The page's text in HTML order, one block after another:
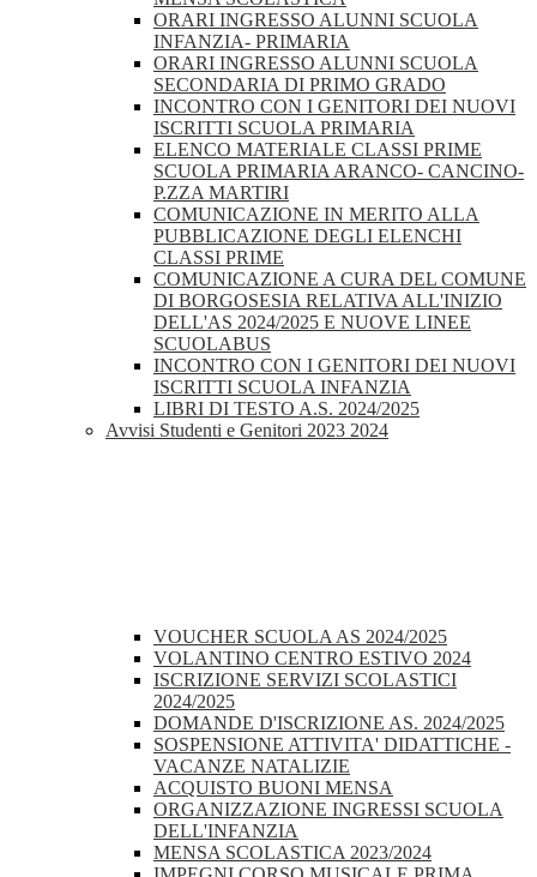
ORARI INGRESSO ALUNNI SCUOLA
INFANZIA- PRIMARIA
ORARI INGRESSO ALUNNI SCUOLA
SECONDARIA DI PRIMO GRADO
INCONTRO CON I GENITORI DEI NUOVI
ISCRITTI SCUOLA PRIMARIA
ELENCO MATERIALE CLASSI PRIME
SCUOLA PRIMARIA ARANCO- CANCINO-
P.ZZA MARTIRI
COMUNICAZIONE IN MERITO ALLA
PUBBLICAZIONE DEGLI ELENCHI
CLASSI PRIME
COMUNICAZIONE A CURA DEL COMUNE
DI BORGOSESIA RELATIVA ALL'INIZIO
DELL'AS 2024/2025 E NUOVE LINEE
SCUOLABUS
INCONTRO CON I GENITORI DEI NUOVI
ISCRITTI SCUOLA INFANZIA
LIBRI DI TESTO A.S. 2024/2025
Avvisi Studenti e Genitori 2023 2024
VOUCHER SCUOLA AS 2024/2025
VOLANTINO CENTRO ESTIVO 2024
ISCRIZIONE SERVIZI SCOLASTICI
2024/2025
DOMANDE D'ISCRIZIONE AS. 2024/2025
SOSPENSIONE ATTIVITA' DIDATTICHE -
VACANZE NATALIZIE
ACQUISTO BUONI MENSA
ORGANIZZAZIONE INGRESSI SCUOLA
DELL'INFANZIA
MENSA SCOLASTICA 2023/2024